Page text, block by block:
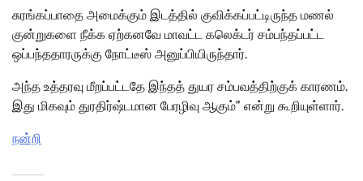
சுரங்கப்பாதை அமைக்கும் இடத்தில் குவிக்கப்பட்டிருந்த மணல்
குன்றுகளை நீக்க ஏற்கனவே மாவட்ட கலெக்டர் சம்பந்தப்பட்ட
ஒப்பந்ததாரருக்கு நோட்டீஸ் அனுப்பியிருந்தார்.
அந்த உத்தரவு மீறப்பட்டதே இந்தத் துயர சம்பவத்திற்குக் காரணம்.
இது மிகவும் துரதிர்ஷ்டமான பேரழிவு ஆகும்” என்று கூறியுள்ளார்.
நன்றி